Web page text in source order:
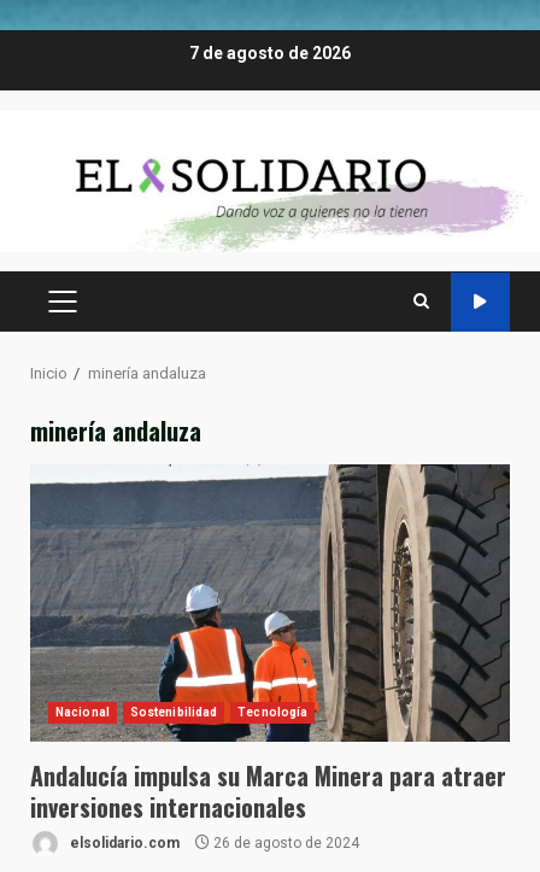
7 de agosto de 2026
MENÚ
Inicio minería andaluza
minería andaluza
Nacional Sostenibilidad Tecnología
Andalucía impulsa su Marca Minera para atraer
inversiones internacionales
elsolidario.com 26 de agosto de 2024